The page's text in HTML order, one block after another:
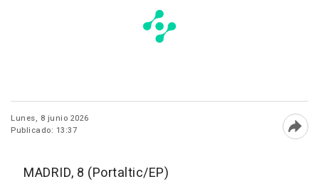
Lunes, 8 junio 2026
Publicado: 13:37
MADRID, 8 (Portaltic/EP)